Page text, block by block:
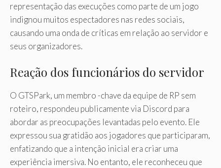
representação das execuções como parte de um jogo
indignou muitos espectadores nas redes sociais,
causando uma onda de críticas em relação ao servidor e
seus organizadores.
Reação dos funcionários do servidor
O GTSPark, um membro -chave da equipe de RP sem
roteiro, respondeu publicamente via Discord para
abordar as preocupações levantadas pelo evento. Ele
expressou sua gratidão aos jogadores que participaram,
enfatizando que a intenção inicial era criar uma
experiência imersiva. No entanto, ele reconheceu que